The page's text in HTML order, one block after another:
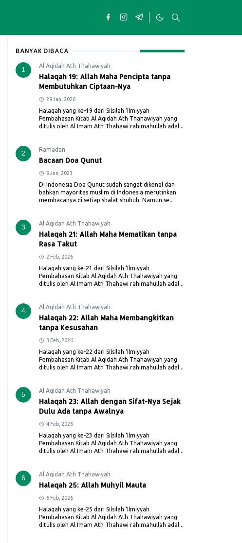
BANYAK DIBACA
1 Al Aqidah Ath Thahawiyah
Halaqah 19: Allah Maha Pencipta tanpa
Membutuhkan Ciptaan-Nya
29 Jan, 2026
Halaqah yang ke-19 dari Silsilah ‘Ilmiyyah
Pembahasan Kitab Al Aqidah Ath Thahawiyah yang
ditulis oleh Al Imam Ath Thahawi rahimahullah adal...
2 Ramadan
Bacaan Doa Qunut
9 Jun, 2023
Di Indonesia Doa Qunut sudah sangat dikenal dan
bahkan mayoritas muslim di Indonesia merutinkan
membacanya di setiap shalat shubuh. Namun se...
3 Al Aqidah Ath Thahawiyah
Halaqah 21: Allah Maha Mematikan tanpa
Rasa Takut
2 Feb, 2026
Halaqah yang ke-21 dari Silsilah ‘Ilmiyyah
Pembahasan Kitab Al Aqidah Ath Thahawiyah yang
ditulis oleh Al Imam Ath Thahawi rahimahullah adal...
4 Al Aqidah Ath Thahawiyah
Halaqah 22: Allah Maha Membangkitkan
tanpa Kesusahan
3 Feb, 2026
Halaqah yang ke-22 dari Silsilah ‘Ilmiyyah
Pembahasan Kitab Al Aqidah Ath Thahawiyah yang
ditulis oleh Al Imam Ath Thahawi rahimahullah adal...
5 Al Aqidah Ath Thahawiyah
Halaqah 23: Allah dengan Sifat-Nya Sejak
Dulu Ada tanpa Awalnya
4 Feb, 2026
Halaqah yang ke-23 dari Silsilah ‘Ilmiyyah
Pembahasan Kitab Al Aqidah Ath Thahawiyah yang
ditulis oleh Al Imam Ath Thahawi rahimahullah adal...
6 Al Aqidah Ath Thahawiyah
Halaqah 25: Allah Muhyil Mauta
6 Feb, 2026
Halaqah yang ke-25 dari Silsilah ‘Ilmiyyah
Pembahasan Kitab Al Aqidah Ath Thahawiyah yang
ditulis oleh Al Imam Ath Thahawi rahimahullah adal...